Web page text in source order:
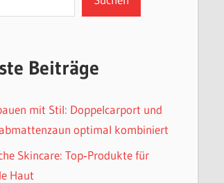
Beiträge
mit Stil: Doppelcarport und
optimal kombiniert
Skincare: Top‑Produkte für
Haut